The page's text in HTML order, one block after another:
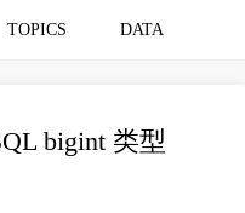
TOPICS DATA
bigint 类型